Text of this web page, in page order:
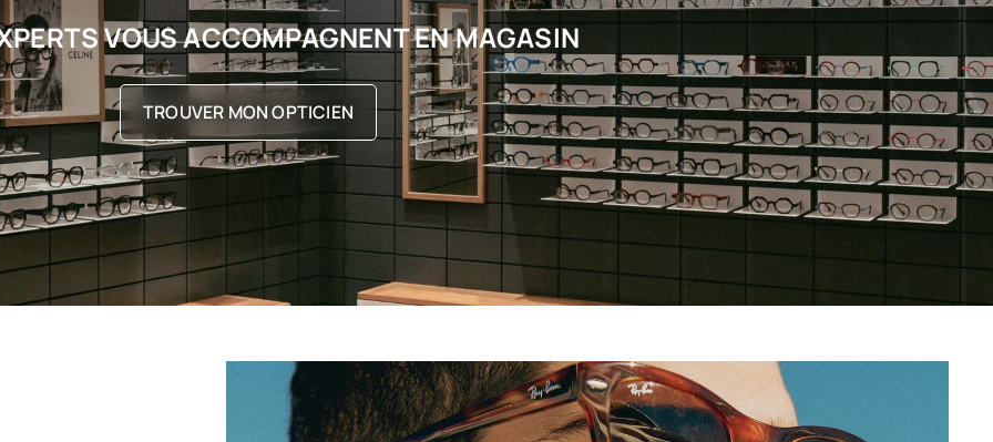
VOUS ACCOMPAGNENT EN MAGASIN
TROUVER MON OPTICIEN